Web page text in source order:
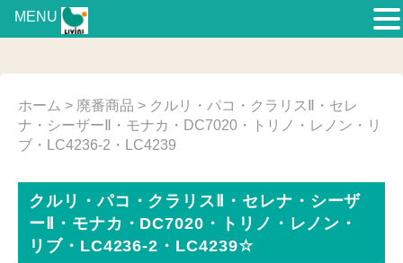
ホーム > 廃番商品 > クルリ・パコ・クラリスⅡ・セレ
ナ・シーザーⅡ・モナカ・DC7020・トリノ・レノン・リ
ブ・LC4236-2・LC4239
クルリ・パコ・クラリスⅡ・セレナ・シーザ
ーⅡ・モナカ・DC7020・トリノ・レノン・
リブ・LC4236-2・LC4239☆
MENU